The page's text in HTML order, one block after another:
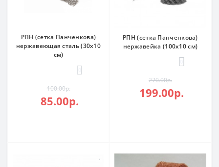
РПН (сетка Панченкова)
нержавеющая сталь (30х10
см)
100.00р.
85.00р.
РПН (сетка Панченкова)
нержавейка (100х10 см)
270.00р.
199.00р.